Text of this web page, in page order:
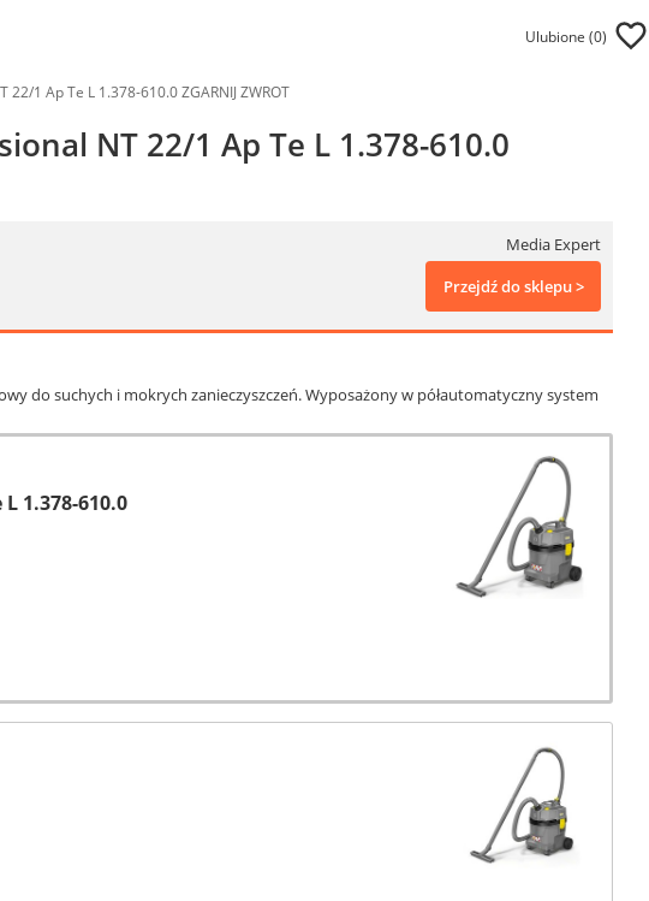
Ulubione (0)
1 Ap Te L 1.378-610.0 ZGARNIJ ZWROT
NT 22/1 Ap Te L 1.378-610.0
Media Expert
Przejdź do sklepu >
do suchych i mokrych zanieczyszczeń. Wyposażony w półautomatyczny system
1.378-610.0